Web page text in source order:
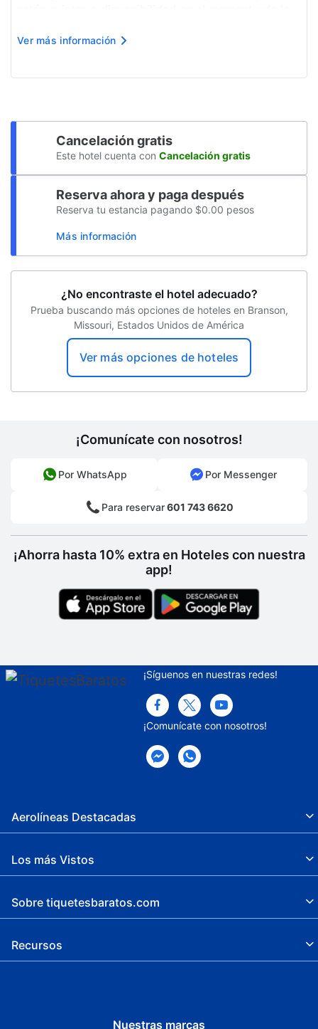
Servicios de lavandería
Valla alrededor de la piscina
Concierge
El nombre de la tarjeta de crédito utilizada a la
Ver más información
Cancelación gratis
Este hotel cuenta con Cancelación gratis
Reserva ahora y paga después
Reserva tu estancia pagando $0.00 pesos
Más información
¿No encontraste el hotel adecuado?
Prueba buscando más opciones de hoteles en Branson,
Missouri, Estados Unidos de América
Ver más opciones de hoteles
¡Comunícate con nosotros!
Por WhatsApp Por Messenger
Para reservar601 743 6620
¡Ahorra hasta 10% extra en Hoteles con nuestra
app!
¡Síguenos en nuestras redes!
¡Comunícate con nosotros!
Aerolíneas Destacadas
Los más Vistos
Sobre tiquetesbaratos.com
Recursos
Nuestras marcas